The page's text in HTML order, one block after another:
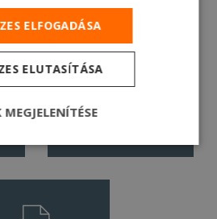
MŰSZAKI
ELFOGADÁSA
ELUTASÍTÁSA
MEGJELENÍTÉSE